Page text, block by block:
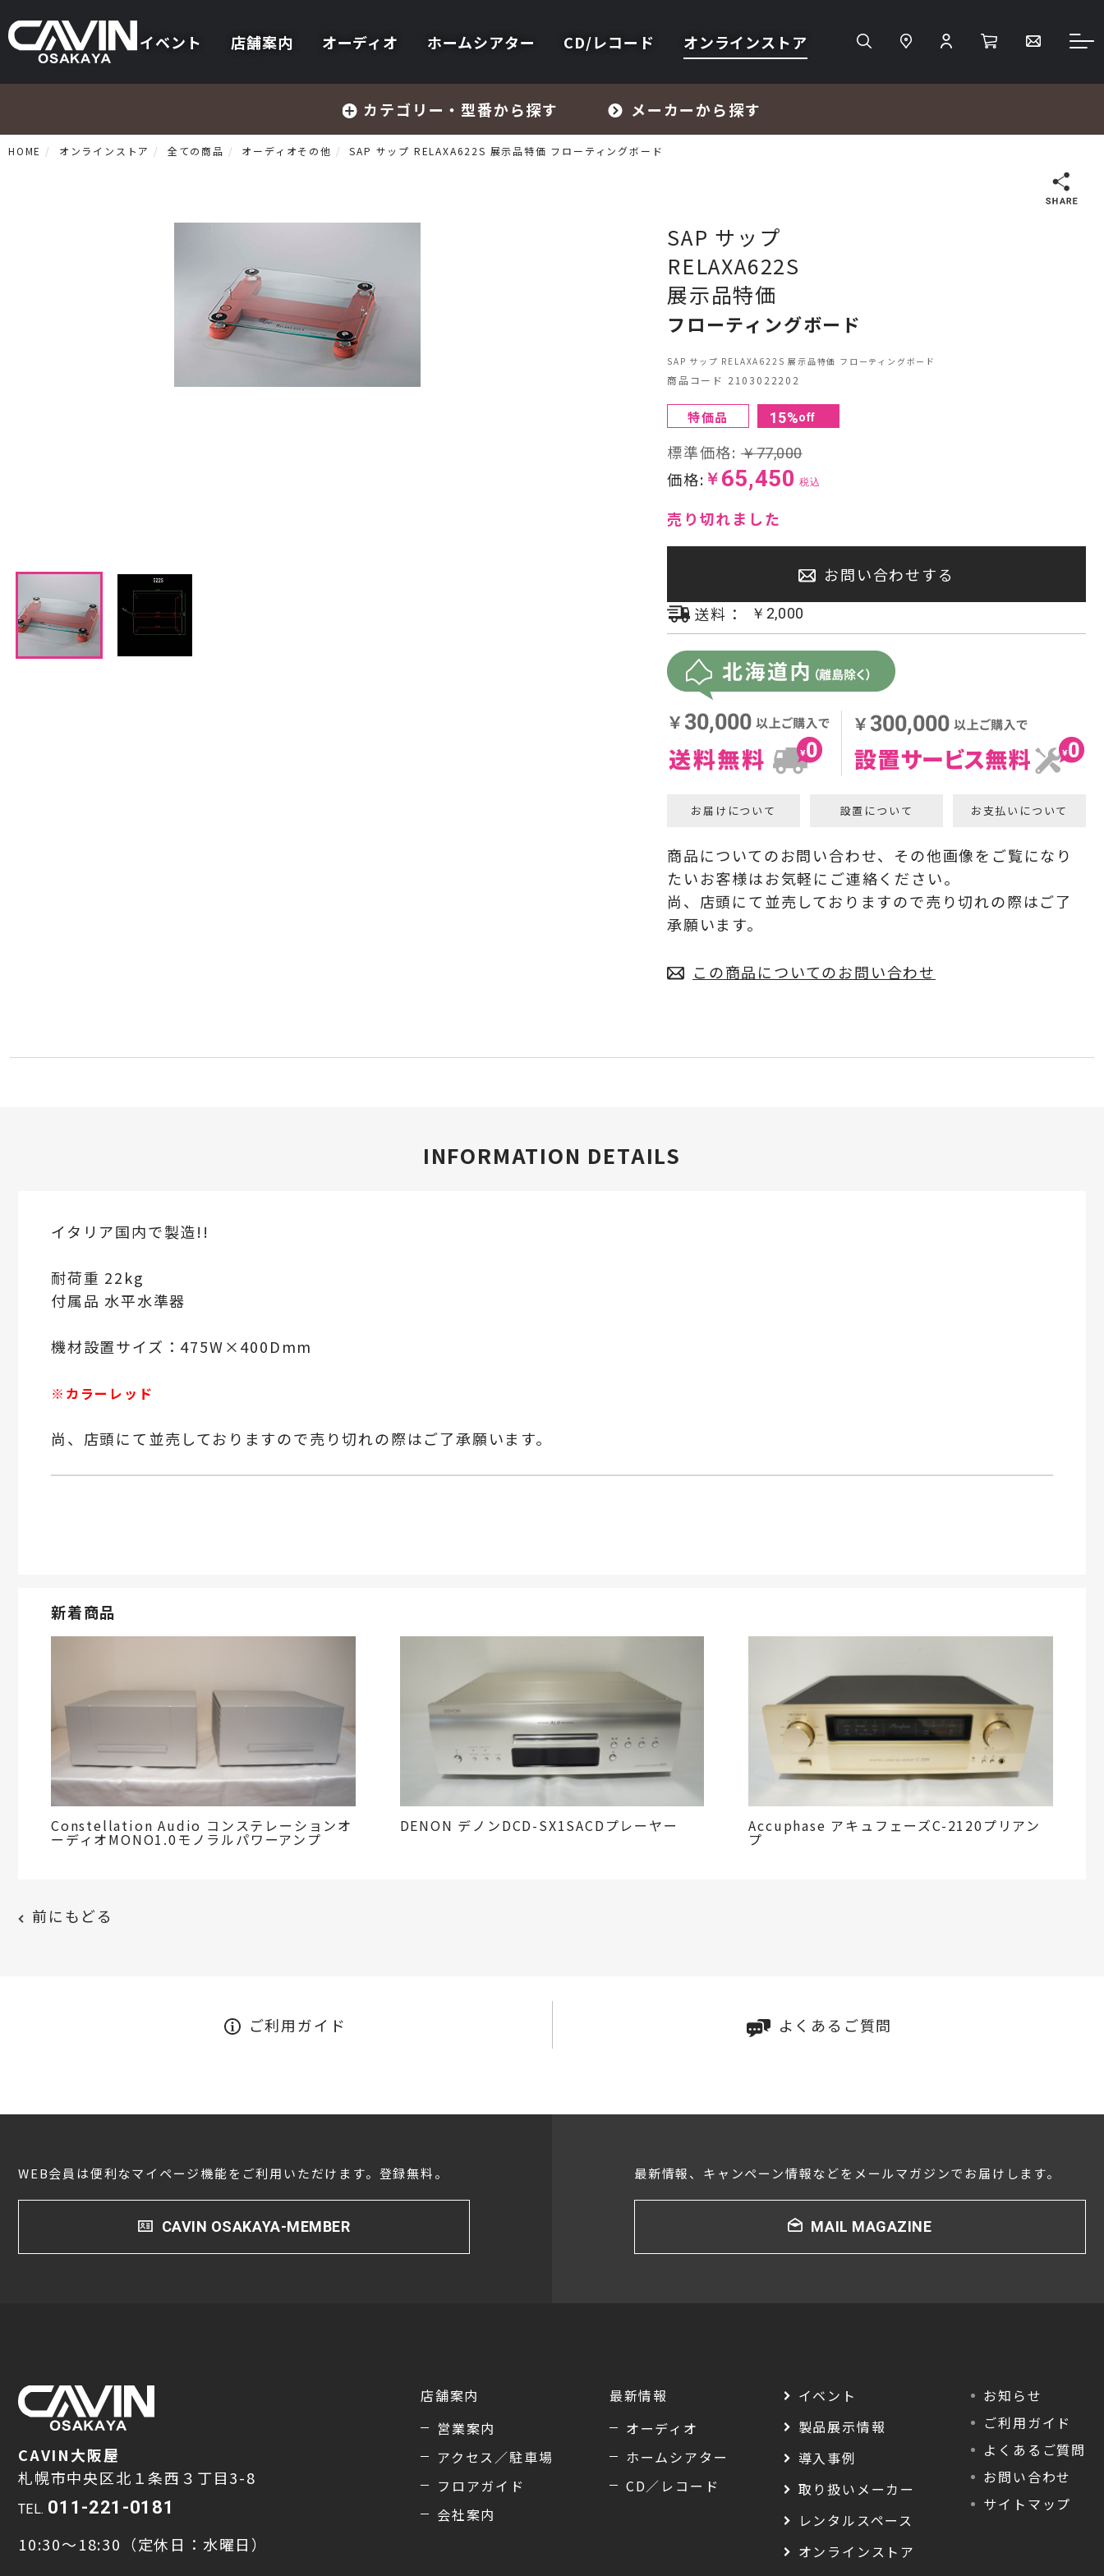
イベント 店舗案内 オーディオ ホームシアター CD/レコード オンラインストア
カテゴリー・型番から探す メーカーから探す
ＴＶ・レコーダー・プレーヤー
プロジェクター・スクリーン
サウンドバー・アンプ内蔵型スピーカー
センタースピーカー・サブウーファー
HOME オンラインストア 全ての商品 オーディオその他 SAP サップ RELAXA622S 展示品特価 フローティングボード
SAP サップ
RELAXA622S
展示品特価
フローティングボード
SAP サップ RELAXA622S 展示品特価 フローティングボード
商品コード 2103022202
特価品 15%off
標準価格: ￥77,000
価格: ￥ 65,450 税込
売り切れました
お問い合わせする
送料：
￥ 2,000
お届けについて 設置について お支払いについて
商品についてのお問い合わせ、その他画像をご覧になり
たいお客様はお気軽にご連絡ください。
尚、店頭にて並売しておりますので売り切れの際はご了
承願います。
この商品についてのお問い合わせ
INFORMATION DETAILS
イタリア国内で製造!!
耐荷重 22kg
付属品 水平水準器
機材設置サイズ：475W×400Dmm
※カラーレッド
尚、店頭にて並売しておりますので売り切れの際はご了承願います。
新着商品
Constellation Audio コンステレーションオ
ーディオMONO1.0モノラルパワーアンプ
DENON デノンDCD-SX1SACDプレーヤー Accuphase アキュフェーズC-2120プリアン
プ
前にもどる
ご利用ガイド よくあるご質問
WEB会員は便利なマイページ機能をご利用いただけます。登録無料。
CAVIN OSAKAYA-MEMBER
最新情報、キャンペーン情報などをメールマガジンでお届けします。
MAIL MAGAZINE
CAVIN大阪屋
札幌市中央区北１条西３丁目3-8
TEL. 011-221-0181
10:30～18:30（定休日：水曜日）
店舗案内
営業案内
アクセス／駐車場
フロアガイド
会社案内
最新情報
オーディオ
ホームシアター
CD／レコード
イベント
製品展示情報
導入事例
取り扱いメーカー
レンタルスペース
オンラインストア
お知らせ
ご利用ガイド
よくあるご質問
お問い合わせ
サイトマップ